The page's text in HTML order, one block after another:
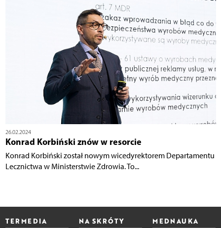
26.02.2024
Konrad Korbiński znów w resorcie
Konrad Korbiński został nowym wicedyrektorem Departamentu
Lecznictwa w Ministerstwie Zdrowia. To...
TERMEDIA NA SKRÓTY MEDNAUKA